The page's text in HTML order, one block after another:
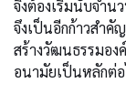
จึงต้องเริ่มนับจำน
จึงเป็นอีกก้าวสำคั
สร้างวัฒนธรรมอ
อนามัยเป็นหลักต่